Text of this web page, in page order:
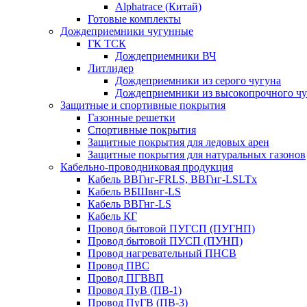
Alphatrace (Китай)
Готовые комплекты
Дождеприемники чугунные
ГК ТСК
Дождеприемники ВЧ
Литлидер
Дождеприемники из серого чугуна
Дождеприемники из высокопрочного
Защитные и спортивные покрытия
Газонные решетки
Спортивные покрытия
Защитные покрытия для ледовых арен
Защитные покрытия для натуральных газонов
Кабельно-проводниковая продукция
Кабель ВВГнг-FRLS, ВВГнг-LSLTx
Кабель ВБШвнг-LS
Кабель ВВГнг-LS
Кабель КГ
Провод бытовой ПУГСП (ПУГНП)
Провод бытовой ПУСП (ПУНП)
Провод нагревательный ПНСВ
Провод ПВС
Провод ПГВВП
Провод ПуВ (ПВ-1)
Провод ПуГВ (ПВ-3)